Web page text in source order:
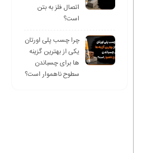
اتصال فلز به بتن
است؟
چرا چسب پلی اورتان
یکی از بهترین گزینه
ها برای چسباندن
سطوح ناهموار است؟